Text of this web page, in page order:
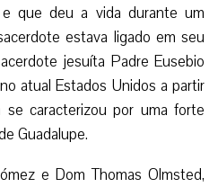
que deu a vida durante um
estava ligado em seu
jesuíta Padre Eusebio
atual Estados Unidos a partir
caracterizou por uma forte
Guadalupe.
e Dom Thomas Olmsted,